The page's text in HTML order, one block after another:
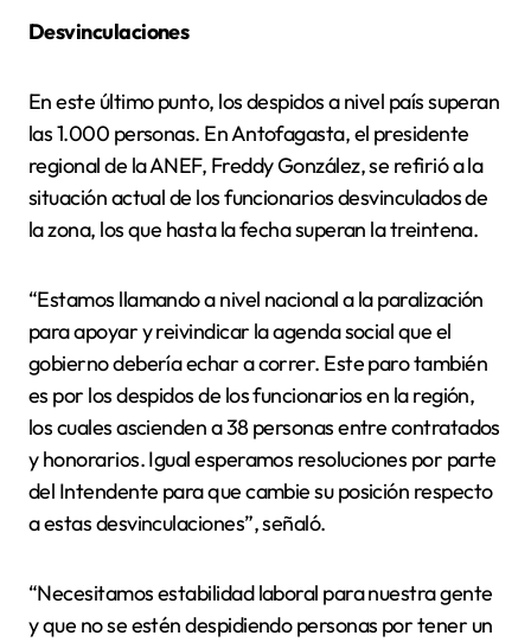
Desvinculaciones
En este último punto, los despidos a nivel país superan
las 1.000 personas. En Antofagasta, el presidente
regional de la ANEF, Freddy González, se refirió a la
situación actual de los funcionarios desvinculados de
la zona, los que hasta la fecha superan la treintena.
“Estamos llamando a nivel nacional a la paralización
para apoyar y reivindicar la agenda social que el
gobierno debería echar a correr. Este paro también
es por los despidos de los funcionarios en la región,
los cuales ascienden a 38 personas entre contratados
y honorarios. Igual esperamos resoluciones por parte
del Intendente para que cambie su posición respecto
a estas desvinculaciones”, señaló.
“Necesitamos estabilidad laboral para nuestra gente
y que no se estén despidiendo personas por tener un